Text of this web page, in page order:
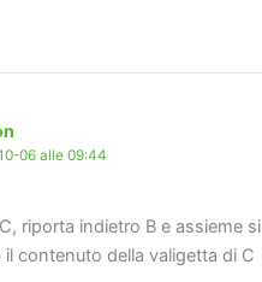
06 alle 09:44
riporta indietro B e assieme si
contenuto della valigetta di C